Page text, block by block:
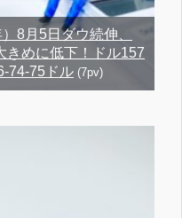
8月5日ダウ続伸、
きめに低下！ドル157
74-75ドル (7pv)